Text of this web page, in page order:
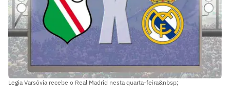
Legia Varsóvia recebe o Real Madrid nesta quarta-feira&nbsp;